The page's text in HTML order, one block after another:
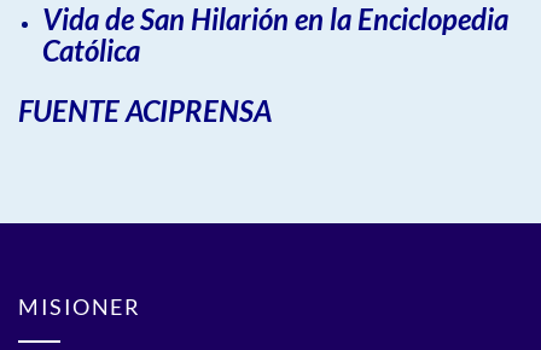
Vida de San Hilarión en la Enciclopedia
Católica
FUENTE ACIPRENSA
MISIONER